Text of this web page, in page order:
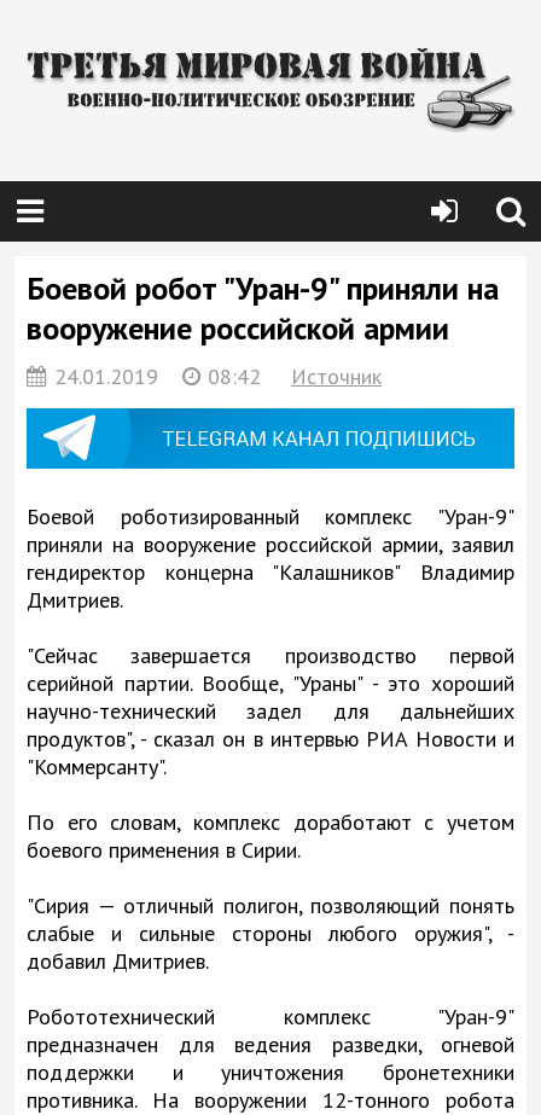
Боевой робот "Уран-9" приняли на
вооружение российской армии
24.01.2019 08:42 Источник
Боевой роботизированный комплекс "Уран-9"
приняли на вооружение российской армии, заявил
гендиректор концерна "Калашников" Владимир
Дмитриев.
"Сейчас завершается производство первой
серийной партии. Вообще, "Ураны" - это хороший
научно-технический задел для дальнейших
продуктов", - сказал он в интервью РИА Новости и
"Коммерсанту".
По его словам, комплекс доработают с учетом
боевого применения в Сирии.
"Сирия — отличный полигон, позволяющий понять
слабые и сильные стороны любого оружия", -
добавил Дмитриев.
Робототехнический комплекс "Уран-9"
предназначен для ведения разведки, огневой
поддержки и уничтожения бронетехники
противника. На вооружении 12-тонного робота